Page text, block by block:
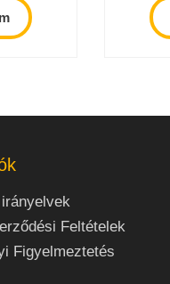
Feltételek
Figyelmeztetés